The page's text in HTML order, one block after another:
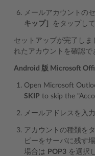
メールアカウントの
キップ］
をタップし
セットアップが完了し
れたアカウントを確認で
Android 版 Microsoft
Open Microsoft
SKIP to skip the
メールアドレスを入
アカウントの種類を
ピーをサーバに残す
場合は POP3 を選択